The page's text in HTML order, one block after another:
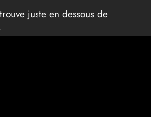
juste en dessous de